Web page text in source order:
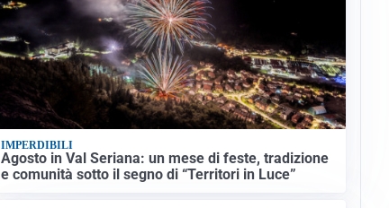
IMPERDIBILI
Agosto in Val Seriana: un mese di feste, tradizione
e comunità sotto il segno di “Territori in Luce”